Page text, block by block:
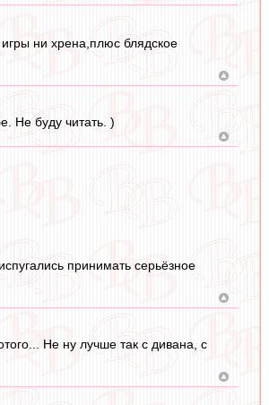
ни хрена,плюс блядское
Не буду читать. )
принимать серьёзное
Не ну лучше так с дивана, с